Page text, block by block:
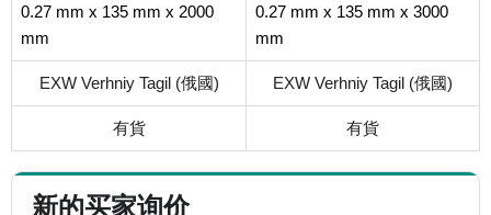
0.27 mm x 135 mm x 2000
mm
0.27 mm x 135 mm x 3000
mm
EXW Verhniy Tagil (俄國) EXW Verhniy Tagil (俄國)
有貨 有貨
新的买家询价